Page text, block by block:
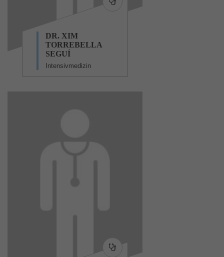
DR. XIM
TORREBELLA
SEGUÍ
Intensivmedizin